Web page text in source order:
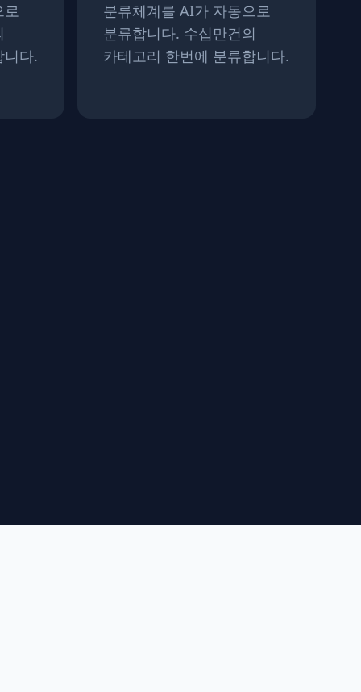
로
니다.
분류체계를 AI가 자동으로
분류합니다. 수십만건의
카테고리 한번에 분류합니다.